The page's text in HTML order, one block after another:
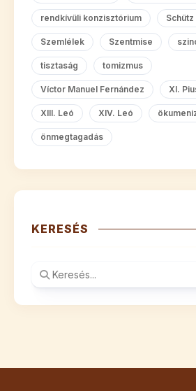
rendkívüli konzisztórium
Szemlélek Szentmise
tisztaság tomizmus
Víctor Manuel Fernández XI.
XIII. Leó XIV. Leó
önmegtagadás
KERESÉS